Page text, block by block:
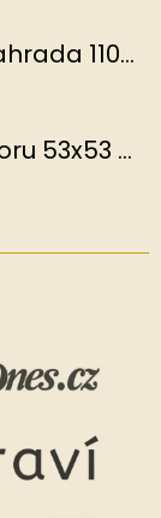
Hedvábný šátek Japonská zahrada 110x110 cm v dárkovém balení, HEDVÁBNÝ SVĚT
Hedvábný šátek Květy hrachoru 53x53 cm v dárkovém balení, HEDVÁBNÝ SVĚT